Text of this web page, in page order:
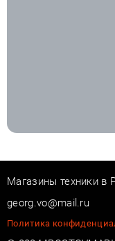
Магазины техники в
georg.vo@mail.ru
Политика